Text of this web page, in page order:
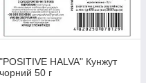
"POSITIVE HALVA" Кунжут
чорний 50 г